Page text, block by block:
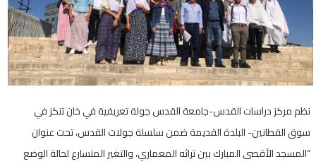
نظم مركز دراسات القدس-جامعة القدس جولة تعريفية في خان تنكز في
سوق القطانين- البلدة القديمة ضمن سلسلة جولات القدس، تحت عنوان
“المسجد الأقصى المبارك بين تراثه المعماري، والتغير المتسارع لحالة الوضع